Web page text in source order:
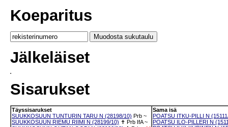
Koeparitus
Jälkeläiset
Sisarukset
Täyssisarukset
SUUKKOSUUN TUNTURIN TARU N (28198/10) Prb ~
SUUKKOSUUN RIEMU RIIMI N (28199/10) ✝ Prb IfA ~
Sama isä
POATSU ITKU-PILLI N
POATSU ILO-PILLERI N